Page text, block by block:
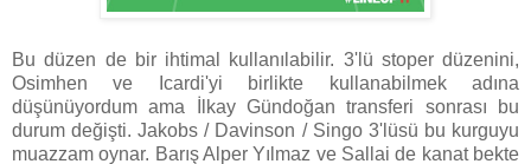
Bu düzen de bir ihtimal kullanılabilir. 3'lü stoper düzenini,
Osimhen ve Icardi'yi birlikte kullanabilmek adına
düşünüyordum ama İlkay Gündoğan transferi sonrası bu
durum değişti. Jakobs / Davinson / Singo 3'lüsü bu kurguyu
muazzam oynar. Barış Alper Yılmaz ve Sallai de kanat bekte